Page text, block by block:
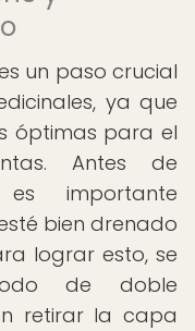
un paso crucial
ya que
óptimas para el
Antes de
importante
bien drenado
lograr esto, se
de doble
retirar la capa